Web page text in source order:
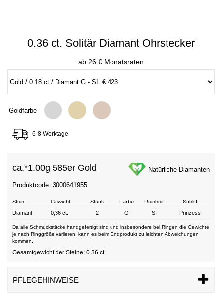
0.36 ct. Solitär Diamant Ohrstecker
ab 26 € Monatsraten
Goldfarbe
6-8 Werktage
ca.*1.00g 585er Gold Natürliche Diamanten
Produktcode: 3000641955
Stein Gewicht Stück Farbe Reinheit
Schliff
Diamant
0,36 ct. 2 G SI Prinzess
Da alle Schmuckstücke handgefertigt sind und insbesondere bei Ringen die Gewichte
je nach Ringgröße variieren, kann es beim Endprodukt zu leichten Abweichungen
kommen.
Gesamtgewicht der Steine: 0.36 ct.
PFLEGEHINWEISE